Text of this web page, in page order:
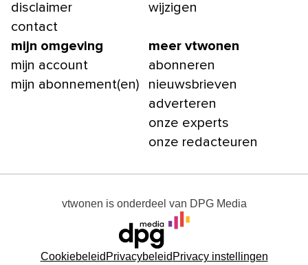
disclaimer
contact
wijzigen
mijn omgeving
mijn account
mijn abonnement(en)
meer vtwonen
abonneren
nieuwsbrieven
adverteren
onze experts
onze redacteuren
vtwonen is onderdeel van DPG Media
Cookiebeleid Privacybeleid Privacy instellingen